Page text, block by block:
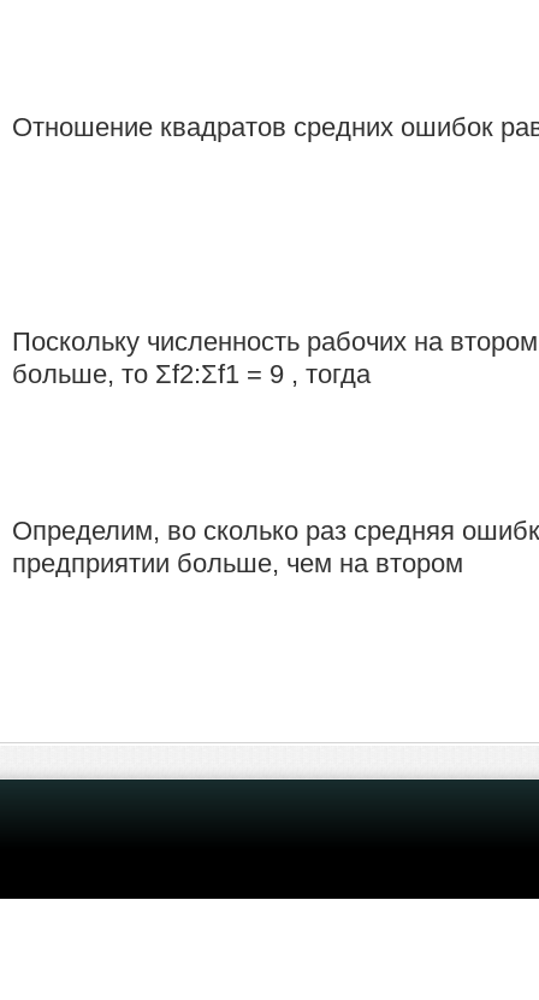
Отношение квадратов средних ошибок
Поскольку численность рабочих на
больше, то Σf2:Σf1 = 9 , тогда
Определим, во сколько раз средняя
предприятии больше, чем на вто­ром